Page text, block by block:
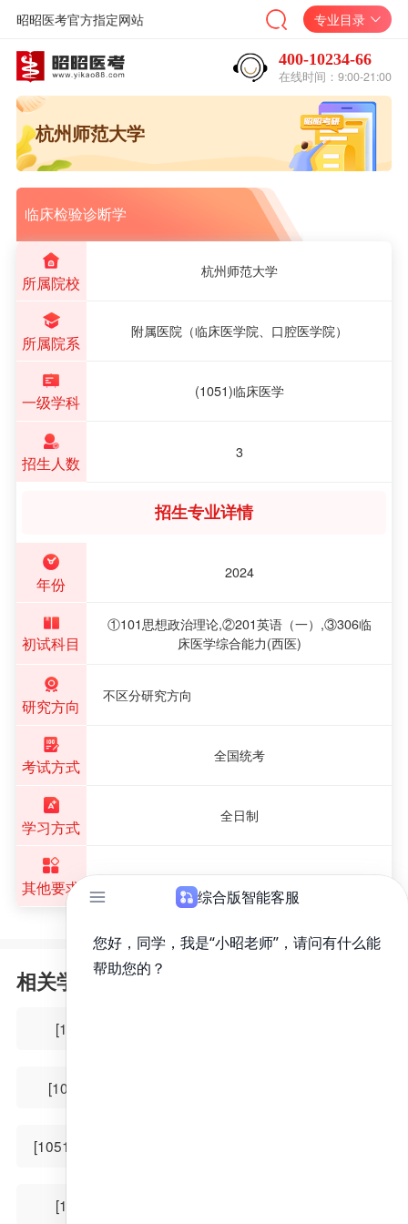
昭昭医考官方指定网站 专业目录
400-10234-66
在线时间：9:00-21:00
杭州师范大学
临床检验诊断学
所属院校
杭州师范大学
所属院系
附属医院（临床医学院、口腔医学院）
一级学科 (1051)临床医学
招生人数
3
招生专业详情
年份
2024
初试科目
①101思想政治理论,②201英语（一）,③306临
床医学综合能力(西医)
研究方向
不区分研究方向
考试方式
全国统考
学习方式
全日制
其他要求
相关学科
[105116]眼科学
[105124]超声医学
[105117]耳鼻咽喉科学
[105125]核医学